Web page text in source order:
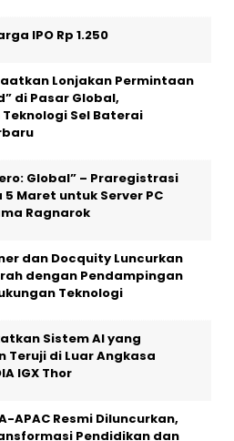
IPO Rp 1.250
Lonjakan Permintaan
di Pasar Global,
Sel Baterai
Global” – Praregistrasi
Maret untuk Server PC
Ragnarok
dan Docquity Luncurkan
dengan Pendampingan
Teknologi
Sistem AI yang
Teruji di Luar Angkasa
IGX Thor
APAC Resmi Diluncurkan,
Pendidikan dan